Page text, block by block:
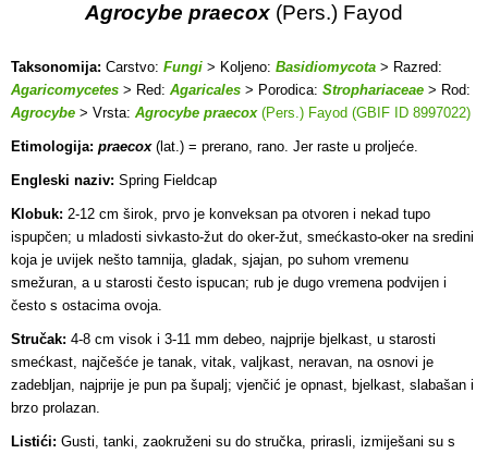
Agrocybe praecox (Pers.) Fayod
Taksonomija: Carstvo: Fungi > Koljeno: Basidiomycota > Razred:
Agaricomycetes > Red: Agaricales > Porodica: Strophariaceae > Rod:
Agrocybe > Vrsta: Agrocybe praecox(Pers.) Fayod (GBIF ID 8997022)
Etimologija: praecox (lat.) = prerano, rano. Jer raste u proljeće.
Engleski naziv: Spring Fieldcap
Klobuk: 2-12 cm širok, prvo je konveksan pa otvoren i nekad tupo
ispupčen; u mladosti sivkasto-žut do oker-žut, smećkasto-oker na sredini
koja je uvijek nešto tamnija, gladak, sjajan, po suhom vremenu
smežuran, a u starosti često ispucan; rub je dugo vremena podvijen i
često s ostacima ovoja.
Stručak: 4-8 cm visok i 3-11 mm debeo, najprije bjelkast, u starosti
smećkast, najčešće je tanak, vitak, valjkast, neravan, na osnovi je
zadebljan, najprije je pun pa šupalj; vjenčić je opnast, bjelkast, slabašan i
brzo prolazan.
Listići: Gusti, tanki, zaokruženi su do stručka, prirasli, izmiješani su s